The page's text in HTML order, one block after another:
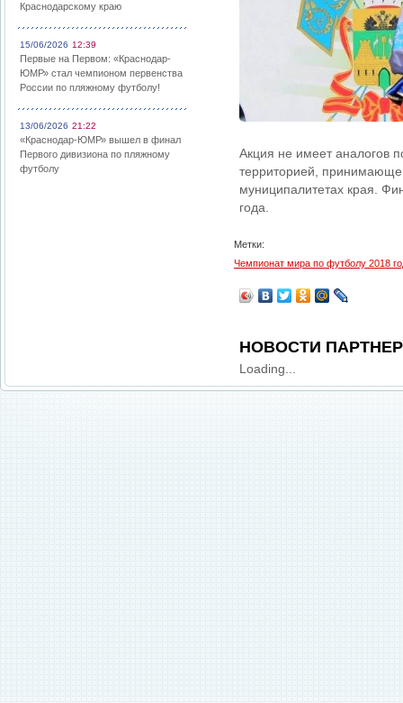
Краснодарскому краю
15/06/2026 12:39
Первые на Первом: «Краснодар-
ЮМР» стал чемпионом первенства
России по пляжному футболу!
13/06/2026 21:22
«Краснодар-ЮМР» вышел в финал
Первого дивизиона по пляжному
футболу
Акция не имеет аналогов
территорией,
муниципалитетах края.
года.
Метки:
Чемпионат мира по футболу 2018
НОВОСТИ
Loading...